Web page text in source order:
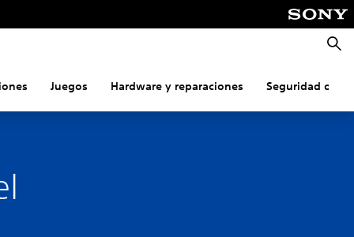
Juegos Hardware y reparaciones Seguridad